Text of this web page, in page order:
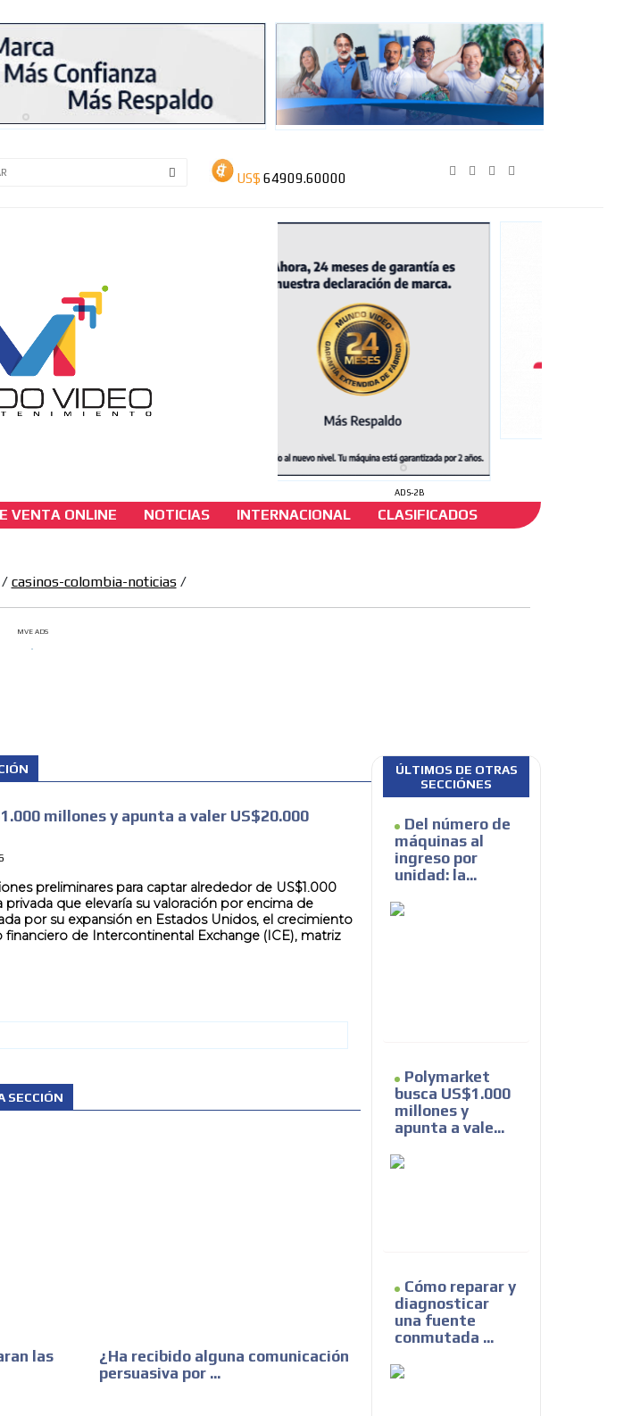
ADS-2B
VENTA ONLINE NOTICIAS INTERNACIONAL CLASIFICADOS
[ Cerrar X ]
casinos-colombia-noticias/
MVE ADS
millones y apunta a valer US$20.000
preliminares para captar alrededor de US$1.000
que elevaría su valoración por encima de
por su expansión en Estados Unidos, el crecimiento
financiero de Intercontinental Exchange (ICE), matriz
SECCIÓN
las
¿Ha recibido alguna comunicación
persuasiva por ...
ÚLTIMOS DE OTRAS
SECCIÓNES
Del número de
máquinas al
ingreso por
unidad: la...
Polymarket
busca US$1.000
millones y
apunta a vale...
Cómo reparar y
diagnosticar
una fuente
conmutada ...